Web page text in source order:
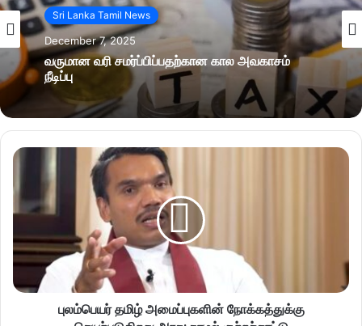
Sri Lanka Tamil News
December 7, 2025
வருமான வரி சமர்ப்பிப்பதற்கான கால அவகாசம்
நீடிப்பு
புலம்பெயர் தமிழ் அமைப்புகளின் நோக்கத்துக்கு